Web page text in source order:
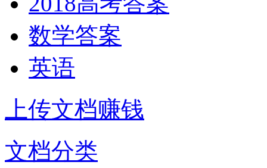
数学答案
英语
上传文档赚钱
文档分类